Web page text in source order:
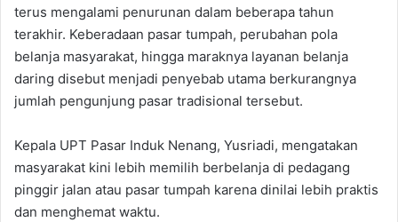
terus mengalami penurunan dalam beberapa tahun
terakhir. Keberadaan pasar tumpah, perubahan pola
belanja masyarakat, hingga maraknya layanan belanja
daring disebut menjadi penyebab utama berkurangnya
jumlah pengunjung pasar tradisional tersebut.
Kepala UPT Pasar Induk Nenang, Yusriadi, mengatakan
masyarakat kini lebih memilih berbelanja di pedagang
pinggir jalan atau pasar tumpah karena dinilai lebih praktis
dan menghemat waktu.